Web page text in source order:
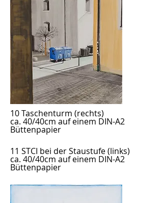
10 Taschenturm (rechts)
ca. 40/40cm auf einem DIN-A2
Büttenpapier
11 STCI bei der Staustufe(links)
ca. 40/40cm auf einem DIN-A2
Büttenpapier